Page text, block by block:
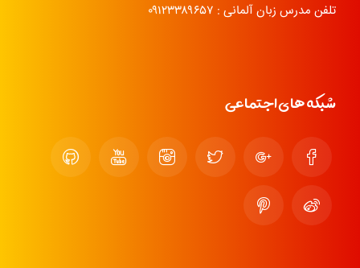
تلفن مدرس زبان آلمانی : ۰۹۱۲۳۳۸۹۶۵۷
شبکه های اجتماعی